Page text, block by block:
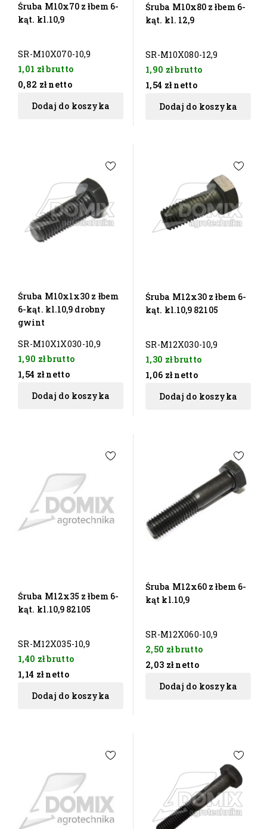
Śruba M10x70 z łbem 6-
kąt. kl.10,9
SR-M10X070-10,9
1,01 złbrutto
0,82 zł netto
Dodaj do koszyka
Śruba M10x80 z łbem 6-
kąt. kl. 12,9
SR-M10X080-12,9
1,90 złbrutto
1,54 zł netto
Dodaj do koszyka
Śruba M10x1x30 z łbem
6-kąt. kl.10,9 drobny
gwint
SR-M10X1X030-10,9
1,90 złbrutto
1,54 zł netto
Dodaj do koszyka
Śruba M12x30 z łbem 6-
kąt. kl.10,9 82105
SR-M12X030-10,9
1,30 złbrutto
1,06 zł netto
Dodaj do koszyka
Śruba M12x35 z łbem 6-
kąt. kl.10,9 82105
SR-M12X035-10,9
1,40 złbrutto
1,14 zł netto
Dodaj do koszyka
Śruba M12x60 z łbem 6-
kąt kl.10,9
SR-M12X060-10,9
2,50 złbrutto
2,03 zł netto
Dodaj do koszyka